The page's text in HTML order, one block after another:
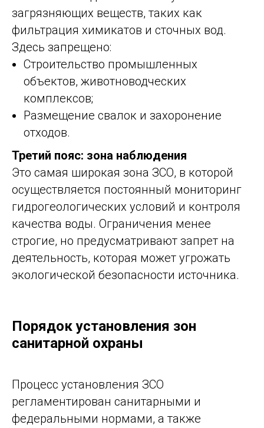
загрязняющих веществ, таких как
фильтрация химикатов и сточных вод.
Здесь запрещено:
Строительство промышленных
объектов, животноводческих
комплексов;
Размещение свалок и захоронение
отходов.
Третий пояс: зона наблюдения
Это самая широкая зона ЗСО, в которой
осуществляется постоянный мониторинг
гидрогеологических условий и контроля
качества воды. Ограничения менее
строгие, но предусматривают запрет на
деятельность, которая может угрожать
экологической безопасности источника.
Порядок установления зон
санитарной охраны
Процесс установления ЗСО
регламентирован санитарными и
федеральными нормами, а также